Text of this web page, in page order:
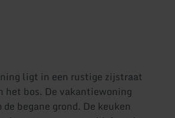
ligt in een rustige zijstraat
het bos. De vakantiewoning
begane grond. De keuken